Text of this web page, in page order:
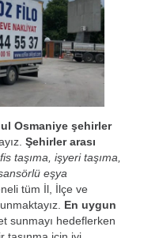
Osmaniye şehirler
Şehirler arası
taşıma, işyeri taşıma,
eşya
tüm İl, İlçe ve
En uygun
sunmayı hedeflerken